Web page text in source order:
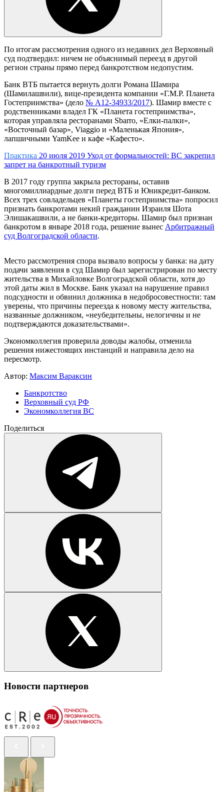
По итогам рассмотрения одного из недавних дел Верховный
суд подтвердил: ничем не объяснимый переезд в другой
регион страны прямо перед банкротством недопустим.
Банк ВТБ пытается вернуть долги Романа Шамира
(Шамилашвили), вице-президента компании «Г.М.Р. Планета
Гостеприимства» (дело № А12-34933/2017). Шамир вместе с
родственниками владел ГК «Планета гостеприимства»,
которая управляла ресторанами Sbarro, «Елки-палки»,
«Восточный базар», Viaggio и «Маленькая Япония»,
лапшичными YamKee и кафе «Кафесто».
Практика 20 июля 2019 Уход от формальностей: ВС закрепил
запрет на банкротный туризм
В 2017 году группа закрыла рестораны, оставив
многомиллиардные долги перед ВТБ и Юникредит-банком.
Всех трех совладельцев «Планеты гостеприимства» попросил
признать банкротами некий гражданин Израиля Шота
Элишакашвили, а не банки-кредиторы. Шамир был признан
банкротом в январе 2018 года, решение вынес Арбитражный
суд Волгоградской области.
Место рассмотрения спора вызвало вопросы у банка: на дату
подачи заявления в суд Шамир был зарегистрирован по месту
жительства в Михайловке Волгоградской области, хотя до
этой даты жил в Москве. Банк указал на нарушение правил
подсудности и обвинил должника в недобросовестности: там
уверены, что причины переезда к новому месту жительства,
названные должником, «неубедительны, нелогичны и не
подтверждаются доказательствами».
Экономколлегия проверила доводы жалобы, отменила
решения нижестоящих инстанций и направила дело на
пересмотр.
Автор: Максим Вараксин
Банкротство
Верховный суд РФ
Экономколлегия ВС
Поделиться
Новости партнеров